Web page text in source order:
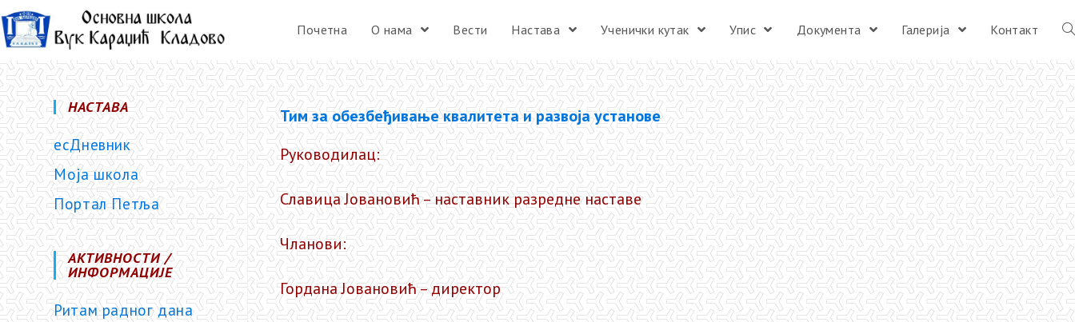
Почетна О нама Вести Настава Ученички кутак Упис Документа Галерија Контакт
Тим за обезбеђивање квалитета и развоја установе
Руководилац:
Славица Јовановић – наставник разредне наставе
Чланови:
Гордана Јовановић – директор
НАСТАВА
есДневник
Моја школа
Портал Петља
АКТИВНОСТИ /
ИНФОРМАЦИЈЕ
Ритам радног дана